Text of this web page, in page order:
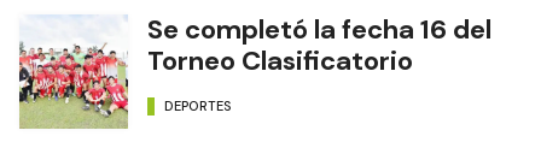
Se completó la fecha 16 del
Torneo Clasificatorio
DEPORTES